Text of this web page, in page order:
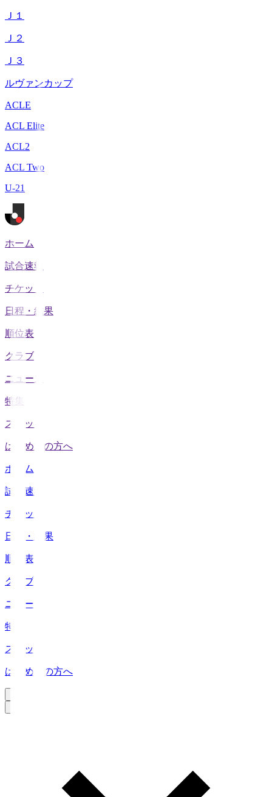
Ｊ１
Ｊ２
Ｊ３
ルヴァンカップ
ACLE
ACL Elite
ACL2
ACL Two
U-21
ホーム
試合速報
チケット
日程・結果
順位表
クラブ
ニュース
特集
スタッツ
はじめての方へ
ホーム
試合速報
チケット
日程・結果
順位表
クラブ
ニュース
特集
スタッツ
はじめての方へ